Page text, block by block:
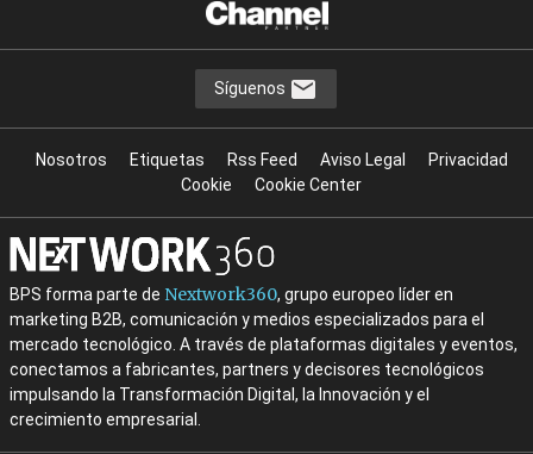
Síguenos
Nosotros Etiquetas Rss Feed Aviso Legal
Privacidad
Cookie
Cookie Center
BPS forma parte de Nextwork360, grupo europeo líder en
marketing B2B, comunicación y medios especializados para el
mercado tecnológico. A través de plataformas digitales y eventos,
conectamos a fabricantes, partners y decisores tecnológicos
impulsando la Transformación Digital, la Innovación y el
crecimiento empresarial.